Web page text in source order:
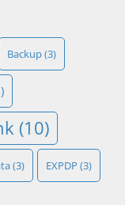
Backup(3)
(10)
(3) EXPDP (3)